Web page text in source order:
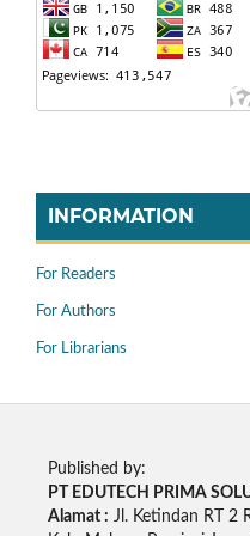
INFORMATION
For Readers
For Authors
For Librarians
Published by:
PT EDUTECH PRIMA
Alamat : Jl. Ketindan RT 2